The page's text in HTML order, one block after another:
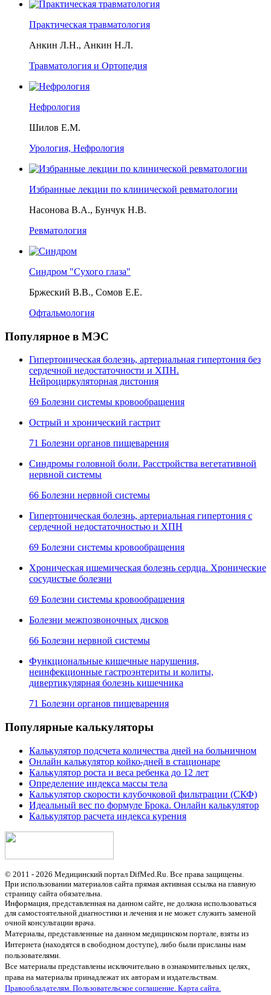
Практическая травматология
Анкин Л.Н., Анкин Н.Л.
Травматология и Ортопедия
Нефрология
Шилов Е.М.
Урология, Нефрология
Избранные лекции по клинической ревматологии
Насонова В.А., Бунчук Н.В.
Ревматология
Синдром "Сухого глаза"
Бржеский В.В., Сомов Е.Е.
Офтальмология
Популярное в МЭС
Гипертоническая болезнь, артериальная гипертония без
сердечной недостаточности и ХПН.
Нейроциркуляторная дистония
69 Болезни системы кровообращения
Острый и хронический гастрит
71 Болезни органов пищеварения
Синдромы головной боли. Расстройства вегетативной
нервной системы
66 Болезни нервной системы
Гипертоническая болезнь, артериальная гипертония с
сердечной недостаточностью и ХПН
69 Болезни системы кровообращения
Хроническая ишемическая болезнь сердца. Хронические
сосудистые болезни
69 Болезни системы кровообращения
Болезни межпозвоночных дисков
66 Болезни нервной системы
Функциональные кишечные нарушения,
неинфекционные гастроэнтериты и колиты,
дивертикулярная болезнь кишечника
71 Болезни органов пищеварения
Популярные калькуляторы
Калькулятор подсчета количества дней на больничном
Онлайн калькулятор койко-дней в стационаре
Калькулятор роста и веса ребенка до 12 лет
Определение индекса массы тела
Калькулятор скорости клубочковой фильтрации (СКФ)
Идеальный вес по формуле Брока. Онлайн калькулятор
Калькулятор расчета индекса курения
© 2011 - 2026 Медицинский портал DifMed.Ru. Все права защищены.
При использовании материалов сайта прямая активная ссылка на главную
страницу сайта обязательна.
Информация, представленная на данном сайте, не должна использоваться
для самостоятельной диагностики и лечения и не может служить заменой
очной консультации врача.
Материалы, представленные на данном медицинском портале, взяты из
Интернета (находятся в свободном доступе), либо были присланы нам
пользователями.
Все материалы представлены исключительно в ознакомительных целях,
права на материалы принадлежат их авторам и издательствам.
Правообладателям. Пользовательское соглашение. Карта сайта.